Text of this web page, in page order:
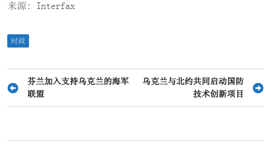
来源: Interfax
时政
文
航
芬兰加入支持乌克兰的海军
联盟
乌克兰与北约共同启动国防
技术创新项目